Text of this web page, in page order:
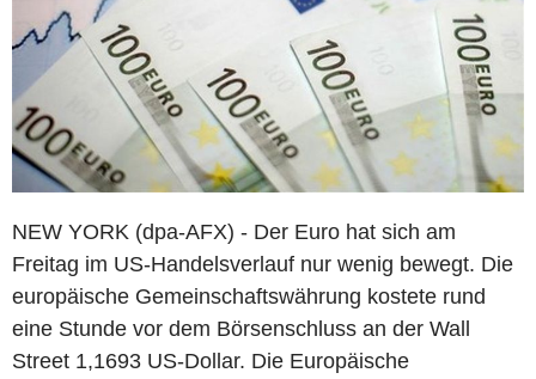
NEW YORK (dpa-AFX) - Der Euro hat sich am
Freitag im US-Handelsverlauf nur wenig bewegt. Die
europäische Gemeinschaftswährung kostete rund
eine Stunde vor dem Börsenschluss an der Wall
Street 1,1693 US-Dollar. Die Europäische